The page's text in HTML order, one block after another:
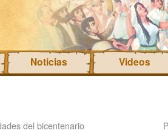
Noticias Videos
del bicentenario